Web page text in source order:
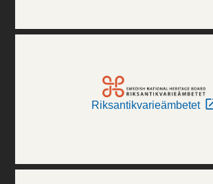
Riksantikvarieämbetet